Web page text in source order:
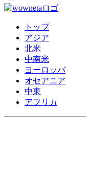
トップ
アジア
北米
中南米
ヨーロッパ
オセアニア
中東
アフリカ